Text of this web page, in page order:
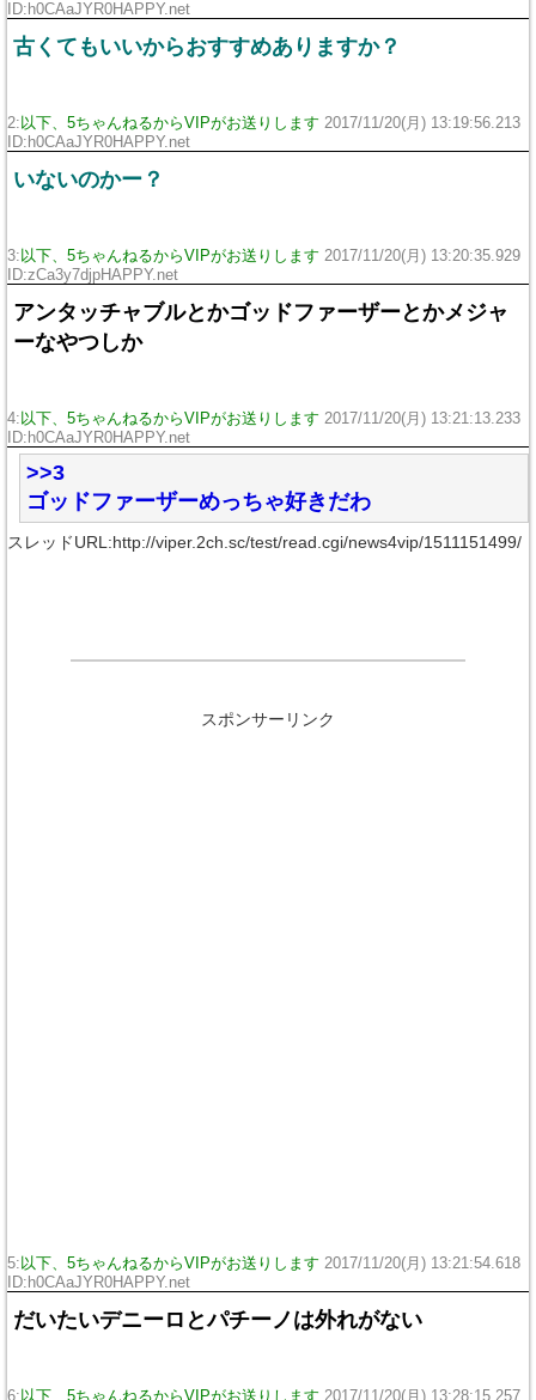
ID:h0CAaJYR0HAPPY.net
古くてもいいからおすすめありますか？
2: 以下、5ちゃんねるからVIPがお送りします 2017/11/20(月) 13:19:56.213
ID:h0CAaJYR0HAPPY.net
いないのかー？
3: 以下、5ちゃんねるからVIPがお送りします 2017/11/20(月) 13:20:35.929
ID:zCa3y7djpHAPPY.net
アンタッチャブルとかゴッドファーザーとかメジャ
ーなやつしか
4: 以下、5ちゃんねるからVIPがお送りします 2017/11/20(月) 13:21:13.233
ID:h0CAaJYR0HAPPY.net
>>3
ゴッドファーザーめっちゃ好きだわ
スレッドURL:http://viper.2ch.sc/test/read.cgi/news4vip/1511151499/
スポンサーリンク
5: 以下、5ちゃんねるからVIPがお送りします 2017/11/20(月) 13:21:54.618
ID:h0CAaJYR0HAPPY.net
だいたいデニーロとパチーノは外れがない
6: 以下、5ちゃんねるからVIPがお送りします 2017/11/20(月) 13:28:15.257